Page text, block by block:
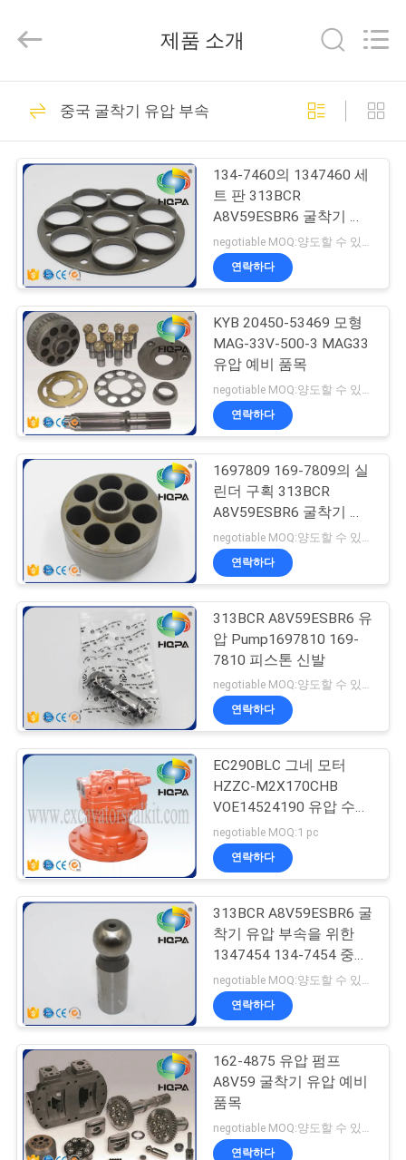
제
리
여
여
행
관
이
트
PRIVACY
POLICY
Beijing
Management
Rights
굴착기 물개 장비
445
유압 차단기 물개 장
비
48
장전기 물개 장비
펌프 물개 장비
117
마지막 드라이브 물
개 장비
62
유압 모터 물개 장비
98
제품 소개
중국 굴착기 유압 부속
134-7460의 1347460 세
트 판 313BCR
A8V59ESBR6 굴착기 유
압 부속
negotiable MOQ:양도할 수 있는
연락하다
KYB 20450-53469 모형
MAG-33V-500-3 MAG33
유압 예비 품목
연락하다
1697809 169-7809의 실
린더 구획 313BCR
A8V59ESBR6 굴착기 유
압 부속
연락하다
313BCR A8V59ESBR6 유
압 Pump1697810 169-
7810 피스톤 신발
negotiable MOQ:양도할 수 있는
연락하다
EC290BLC 그네 모터
HZZC-M2X170CHB
VOE14524190 유압 수리
용 연장통
negotiable MOQ:1 pc
연락하다
313BCR A8V59ESBR6 굴
착기 유압 부속을 위한
1347454 134-7454 중심
Pin
연락하다
162-4875 유압 펌프
A8V59 굴착기 유압 예비
품목
연락하다